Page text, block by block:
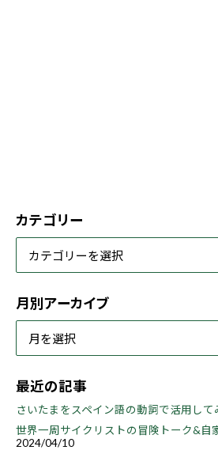
カテゴリー
月別アーカイブ
最近の記事
さいたまをスペイン語の動詞で活用して
世界一周サイクリストの冒険トーク&自
2024/04/10